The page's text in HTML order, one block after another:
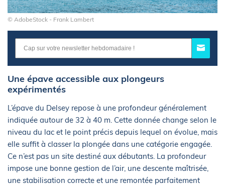
© AdobeStock - Frank Lambert
Une épave accessible aux plongeurs
expérimentés
L’épave du Delsey repose à une profondeur généralement
indiquée autour de 32 à 40 m. Cette donnée change selon le
niveau du lac et le point précis depuis lequel on évolue, mais
elle suffit à classer la plongée dans une catégorie engagée.
Ce n’est pas un site destiné aux débutants. La profondeur
impose une bonne gestion de l’air, une descente maîtrisée,
une stabilisation correcte et une remontée parfaitement